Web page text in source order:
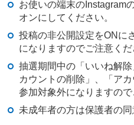
お使いの端末のInstagram
オンにしてください。
投稿の非公開設定をONに
になりますのでご注意くだ
抽選期間中の「いいね解
カウントの削除」、「ア
参加対象外になりますので
未成年者の方は保護者の同